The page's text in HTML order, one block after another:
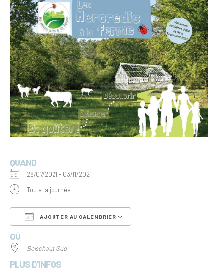
QUAND
28/07/2021 - 03/11/2021
Toute la journée
AJOUTER AU CALENDRIER
OÙ
Boischaut Sud
PLUS D'INFOS